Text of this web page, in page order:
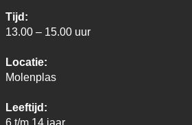
Tijd:
13.00 – 15.00 uur
Locatie:
Molenplas
Leeftijd:
6 t/m 14 jaar